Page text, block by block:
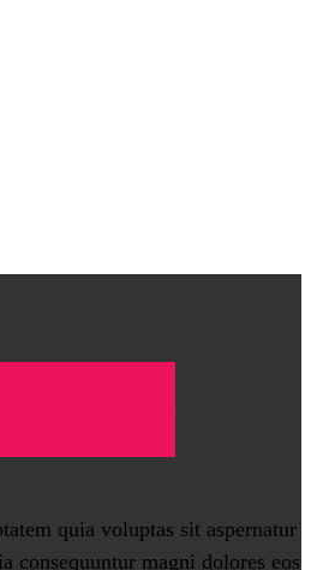
quia voluptas sit aspernatur
consequuntur magni dolores eos